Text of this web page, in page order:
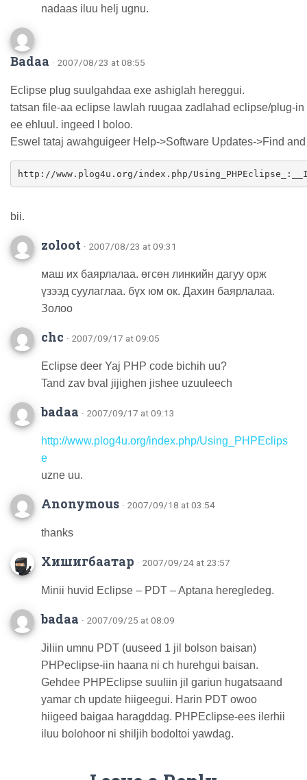
nadaas iluu helj ugnu.
Badaa · 2007/08/23 at 08:55
Eclipse plug suulgahdaa exe ashiglah hereggui.
tatsan file-aa eclipse lawlah ruugaa zadlahad eclipse/plug-
ee ehluul. ingeed l boloo.
Eswel tataj awahguigeer Help->Software Updates->Find
http://www.plog4u.org/index.php/
bii.
zoloot · 2007/08/23 at 09:31
маш их баярлалаа. өгсөн линкийн дагуу орж
үзээд суулаглаа. бүх юм ок. Дахин баярлалаа.
Золоо
chc · 2007/09/17 at 09:05
Eclipse deer Yaj PHP code bichih uu?
Tand zav bval jijighen jishee uzuuleech
badaa · 2007/09/17 at 09:13
http://www.plog4u.org/index.php/Using_PHPEclips
e
uzne uu.
Anonymous · 2007/09/18 at 03:54
thanks
Хишигбаатар · 2007/09/24 at 23:57
Minii huvid Eclipse – PDT – Aptana heregledeg.
badaa · 2007/09/25 at 08:09
Jiliin umnu PDT (uuseed 1 jil bolson baisan)
PHPeclipse-iin haana ni ch hurehgui baisan.
Gehdee PHPEclipse suuliin jil gariun hugatsaand
yamar ch update hiigeegui. Harin PDT owoo
hiigeed baigaa haragddag. PHPEclipse-ees ilerhii
iluu bolohoor ni shiljih bodoltoi yawdag.